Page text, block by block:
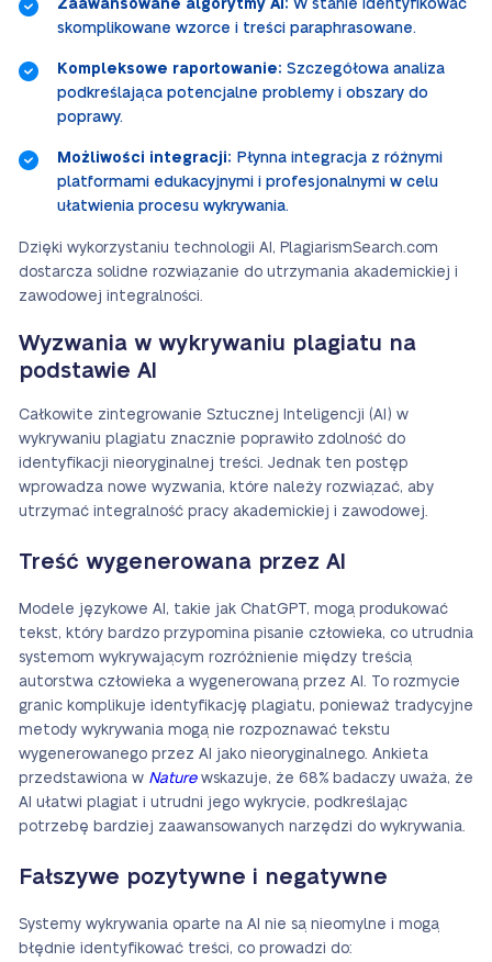
Zaawansowane algorytmy AI: W stanie identyfikować
skomplikowane wzorce i treści paraphrasowane.
Kompleksowe raportowanie: Szczegółowa analiza
podkreślająca potencjalne problemy i obszary do
poprawy.
Możliwości integracji: Płynna integracja z różnymi
platformami edukacyjnymi i profesjonalnymi w celu
ułatwienia procesu wykrywania.
Dzięki wykorzystaniu technologii AI, PlagiarismSearch.com
dostarcza solidne rozwiązanie do utrzymania akademickiej i
zawodowej integralności.
Wyzwania w wykrywaniu plagiatu na
podstawie AI
Całkowite zintegrowanie Sztucznej Inteligencji (AI) w
wykrywaniu plagiatu znacznie poprawiło zdolność do
identyfikacji nieoryginalnej treści. Jednak ten postęp
wprowadza nowe wyzwania, które należy rozwiązać, aby
utrzymać integralność pracy akademickiej i zawodowej.
Treść wygenerowana przez AI
Modele językowe AI, takie jak ChatGPT, mogą produkować
tekst, który bardzo przypomina pisanie człowieka, co utrudnia
systemom wykrywającym rozróżnienie między treścią
autorstwa człowieka a wygenerowaną przez AI. To rozmycie
granic komplikuje identyfikację plagiatu, ponieważ tradycyjne
metody wykrywania mogą nie rozpoznawać tekstu
wygenerowanego przez AI jako nieoryginalnego. Ankieta
przedstawiona w Naturewskazuje, że 68% badaczy uważa, że
AI ułatwi plagiat i utrudni jego wykrycie, podkreślając
potrzebę bardziej zaawansowanych narzędzi do wykrywania.
Fałszywe pozytywne i negatywne
Systemy wykrywania oparte na AI nie są nieomylne i mogą
błędnie identyfikować treści, co prowadzi do: